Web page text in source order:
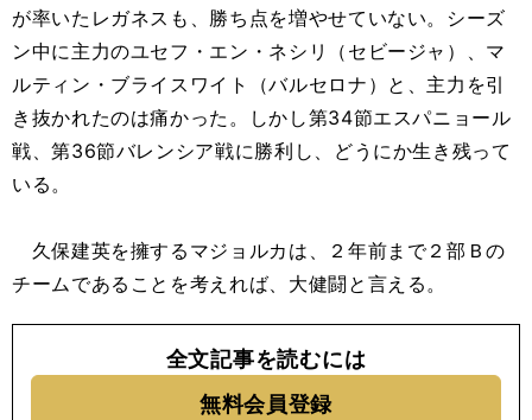
が率いたレガネスも、勝ち点を増やせていない。シーズ
ン中に主力のユセフ・エン・ネシリ（セビージャ）、マ
ルティン・ブライスワイト（バルセロナ）と、主力を引
き抜かれたのは痛かった。しかし第34節エスパニョール
戦、第36節バレンシア戦に勝利し、どうにか生き残って
いる。
久保建英を擁するマジョルカは、２年前まで２部Ｂの
チームであることを考えれば、大健闘と言える。
全文記事を読むには
無料会員登録